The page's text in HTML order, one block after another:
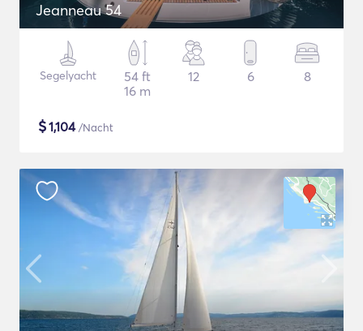
Jeanneau 54
Segelyacht
54 ft
16 m
12 6 8
$1,104/Nacht